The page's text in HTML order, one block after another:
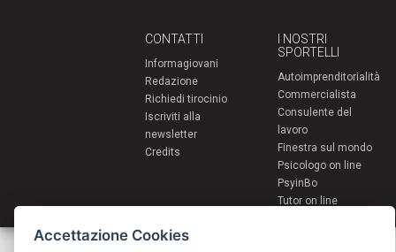
CONTATTI
Informagiovani
Redazione
Richiedi tirocinio
Iscriviti alla
newsletter
Credits
I NOSTRI
SPORTELLI
Autoimprenditorialità
Commercialista
Consulente del
lavoro
Finestra sul mondo
Psicologo on line
PsyinBo
Tutor on line
Servizi per i giovani - Scambi e soggiorni all'estero
Accettazione Cookies